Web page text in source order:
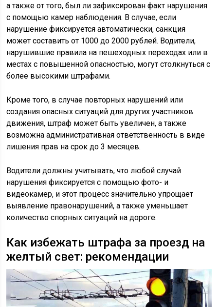
а также от того, был ли зафиксирован факт нарушения
с помощью камер наблюдения. В случае, если
нарушение фиксируется автоматически, санкция
может составить от 1000 до 2000 рублей. Водители,
нарушившие правила на пешеходных переходах или в
местах с повышенной опасностью, могут столкнуться с
более высокими штрафами.
Кроме того, в случае повторных нарушений или
создания опасных ситуаций для других участников
движения, штраф может быть увеличен, а также
возможна административная ответственность в виде
лишения прав на срок до 3 месяцев.
Водители должны учитывать, что любой случай
нарушения фиксируется с помощью фото- и
видеокамер, и этот процесс значительно упрощает
выявление правонарушений, а также уменьшает
количество спорных ситуаций на дороге.
Как избежать штрафа за проезд на
желтый свет: рекомендации